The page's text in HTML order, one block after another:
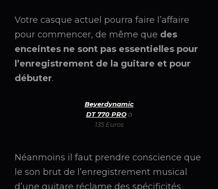
Votre casque actuel pourra faire l’affaire
pour commencer, de même que des
enceintes ne sont pas essentielles pour
l’enregistrement de la guitare et pour
débuter.
Beyerdynamic
DT 770 PROà
135 Euros
Néanmoins il faut prendre conscience que
le son brut de l’enregistrement musical
d’une guitare réclame des spécificités